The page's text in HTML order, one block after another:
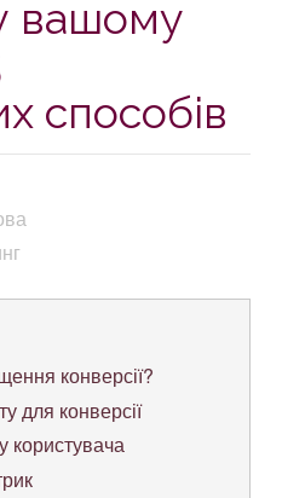
вашому
способів
конверсії?
для конверсії
користувача